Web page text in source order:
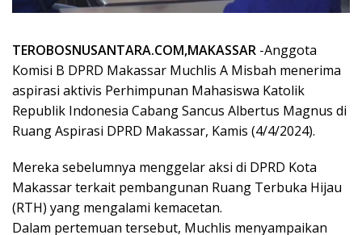
TEROBOSNUSANTARA.COM,MAKASSAR -Anggota
Komisi B DPRD Makassar Muchlis A Misbah menerima
aspirasi aktivis Perhimpunan Mahasiswa Katolik
Republik Indonesia Cabang Sancus Albertus Magnus di
Ruang Aspirasi DPRD Makassar, Kamis (4/4/2024).
Mereka sebelumnya menggelar aksi di DPRD Kota
Makassar terkait pembangunan Ruang Terbuka Hijau
(RTH) yang mengalami kemacetan.
Dalam pertemuan tersebut, Muchlis menyampaikan